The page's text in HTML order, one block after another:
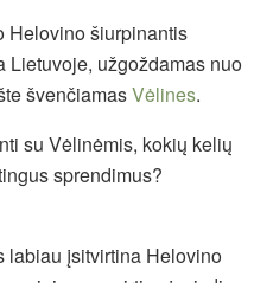
Helovino šiurpinantis
užgoždamas nuo
švenčiamasVėlines.
su Vėlinėmis, kokių kelių
sprendimus?
labiau įsitvirtina Helovino